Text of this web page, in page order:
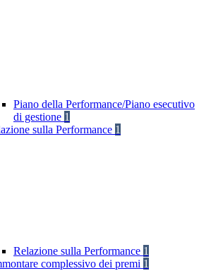
Piano della Performance/Piano esecutivo
di gestione 1
sulla Performance 1
Relazione sulla Performance 1
complessivo dei premi 1